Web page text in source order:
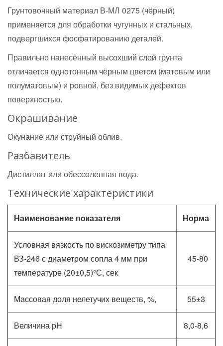
Грунтовочный материал В-МЛ 0275 (чёрный)
применяется для обработки чугунных и стальных,
подвергшихся фосфатированию деталей.
Правильно нанесённый высохший слой грунта
отличается однотонным чёрным цветом (матовым или
полуматовым) и ровной, без видимых дефектов
поверхностью.
Окрашивание
Окунание или струйный облив.
Разбавитель
Дистиллат или обессоленная вода.
Технические характеристики
Наименование показателя Норма
Условная вязкость по вискозиметру типа
ВЗ-246 с диаметром сопла 4 мм при
температуре (20±0,5)°С, сек
45-80
Массовая доля нелетучих веществ, %, 55±3
Величина рН 8,0-8,6